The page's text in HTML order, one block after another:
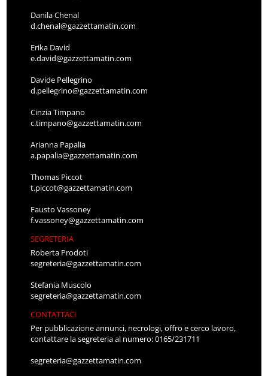
Danila Chenal
d.chenal@gazzettamatin.com
Erika David
e.david@gazzettamatin.com
Davide Pellegrino
d.pellegrino@gazzettamatin.com
Cinzia Timpano
c.timpano@gazzettamatin.com
Arianna Papalia
a.papalia@gazzettamatin.com
Thomas Piccot
t.piccot@gazzettamatin.com
Fausto Vassoney
f.vassoney@gazzettamatin.com
SEGRETERIA
Roberta Prodoti
segreteria@gazzettamatin.com
Stefania Muscolo
segreteria@gazzettamatin.com
CONTATTACI
Per pubblicazione annunci, necrologi, offro e cerco lavoro,
contattare la segreteria al numero: 0165/231711
segreteria@gazzettamatin.com